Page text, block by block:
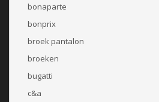
bonaparte
bonprix
broek pantalon
broeken
bugatti
c&a